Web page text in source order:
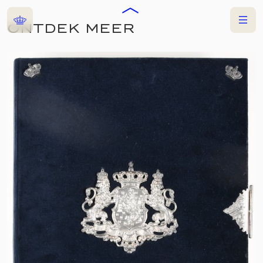
Home Menu
TENTOONSTELLING
MEJUFFROUW
MATTHIJSSEN
28 JUNI 2025
—
19 OKTOBER 2025
LEEUWARDEN
ONTDEK MEER